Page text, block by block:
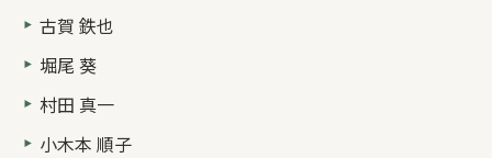
古賀 鉄也
堀尾 葵
村田 真一
小木本 順子